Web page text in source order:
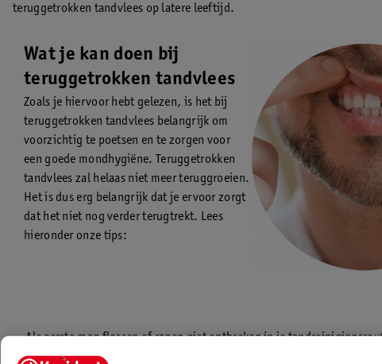
teruggetrokken tandvlees op latere leeftijd.
Wat je kan doen bij
teruggetrokken tandvlees
Zoals je hiervoor hebt gelezen, is het bij
teruggetrokken tandvlees belangrijk om
voorzichtig te poetsen en te zorgen voor
een goede mondhygiëne. Teruggetrokken
tandvlees zal helaas niet meer teruggroeien.
Het is dus erg belangrijk dat je ervoor zorgt
dat het niet nog verder terugtrekt. Lees
hieronder onze tips:
Als eerste mag flossen of ragen niet ontbreken in je
bijvoorbeeld de